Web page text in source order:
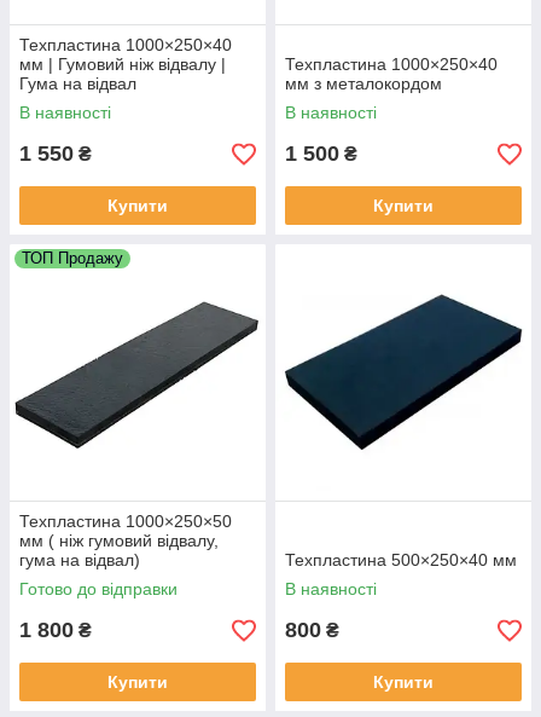
Техпластина 1000×250×40
мм | Гумовий ніж відвалу |
Гума на відвал
В наявності
1 550 ₴
Купити
Техпластина 1000×250×40
мм з металокордом
В наявності
1 500 ₴
Купити
ТОП Продажу
Техпластина 1000×250×50
мм ( ніж гумовий відвалу,
гума на відвал)
Готово до відправки
1 800 ₴
Купити
Техпластина 500×250×40 мм
В наявності
800 ₴
Купити